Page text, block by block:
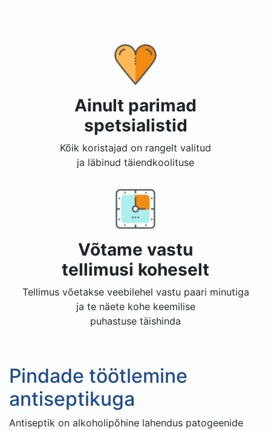
Ainult parimad
spetsialistid
Kõik koristajad on rangelt valitud
ja läbinud täiendkoolituse
Võtame vastu
tellimusi koheselt
Tellimus võetakse veebilehel vastu paari minutiga
ja te näete kohe keemilise
puhastuse täishinda
Pindade töötlemine
antiseptikuga
Antiseptik on alkoholipõhine lahendus patogeenide